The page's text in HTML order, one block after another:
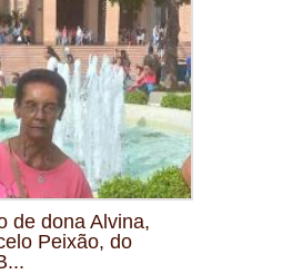
de dona Alvina,
Peixão, do